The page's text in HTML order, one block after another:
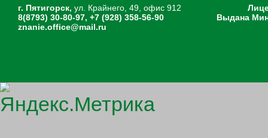
г. Пятигорск, ул. Крайнего, 49, офис 912
8(8793) 30-80-97, +7 (928) 358-56-90
znanie.office@mail.ru
Выдана